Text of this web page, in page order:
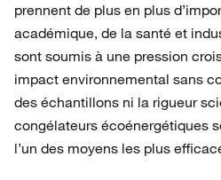
prennent de plus en plus
académique, de la santé et
sont soumis à une pression
impact environnemental sans
des échantillons ni la rigueur
congélateurs écoénergétiques
l’un des moyens les plus